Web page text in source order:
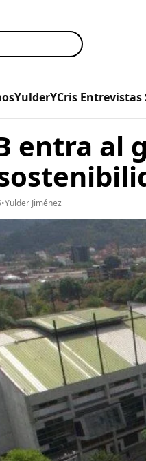
Entrevistas
entra al
•Yulder Jiménez